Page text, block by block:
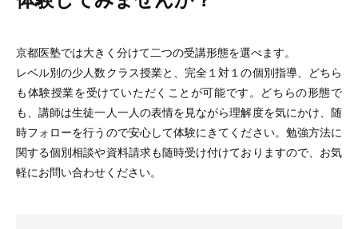
京都医塾では大きく分けて二つの受講形態を選べます。
レベル別の少人数クラス授業と、完全１対１の個別指導、どちら
も体験授業を受けていただくことが可能です。どちらの形態で
も、講師は生徒一人一人の表情を見ながら理解度を気にかけ、随
時フォローを行うので安心して体験にきてください。勉強方法に
関する個別相談や資料請求も随時受け付けておりますので、お気
軽にお問い合わせください。